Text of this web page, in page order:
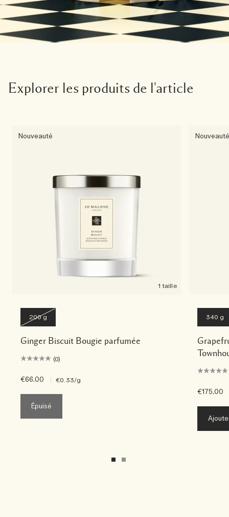
Explorer les produits de l'article
Nouveauté
1 taille
200 g
Ginger Biscuit Bougie parfumée
(0)
€66.00 €0.33/g
Épuisé
340 g
€175.00